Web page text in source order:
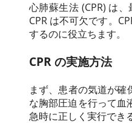
心肺蘇生法 (CPR) は
CPR は不可欠です。
するのに役立ちます。
CPR の実施方法
まず、患者の気道が
な胸部圧迫を行って血
急時に正しく実行でき